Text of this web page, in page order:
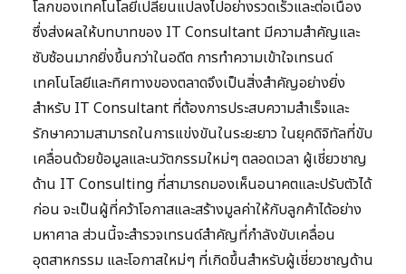
โลกของเทคโนโลยีเปลี่ยนแปลงไปอย่างรวดเร็วและต่อเนื่อง
ซึ่งส่งผลให้บทบาทของ IT Consultant มีความสำคัญและ
ซับซ้อนมากยิ่งขึ้นกว่าในอดีต การทำความเข้าใจเทรนด์
เทคโนโลยีและทิศทางของตลาดจึงเป็นสิ่งสำคัญอย่างยิ่ง
สำหรับ IT Consultant ที่ต้องการประสบความสำเร็จและ
รักษาความสามารถในการแข่งขันในระยะยาว ในยุคดิจิทัลที่ขับ
เคลื่อนด้วยข้อมูลและนวัตกรรมใหม่ๆ ตลอดเวลา ผู้เชี่ยวชาญ
ด้าน IT Consulting ที่สามารถมองเห็นอนาคตและปรับตัวได้
ก่อน จะเป็นผู้ที่คว้าโอกาสและสร้างมูลค่าให้กับลูกค้าได้อย่าง
มหาศาล ส่วนนี้จะสำรวจเทรนด์สำคัญที่กำลังขับเคลื่อน
อุตสาหกรรม และโอกาสใหม่ๆ ที่เกิดขึ้นสำหรับผู้เชี่ยวชาญด้าน